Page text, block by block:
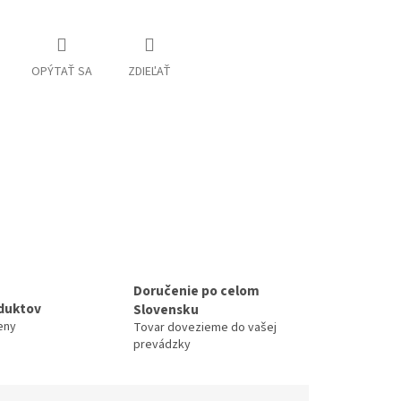
OPÝTAŤ SA ZDIEĽAŤ
Doručenie po celom
Slovensku
Tovar dovezieme do vašej
prevádzky